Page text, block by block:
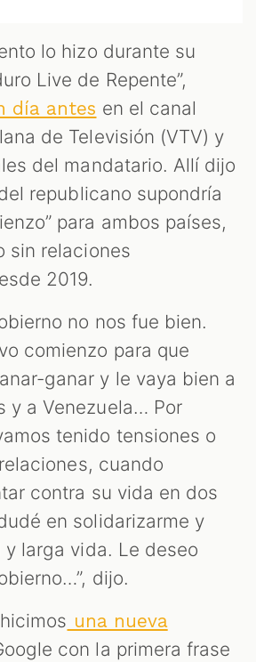
lo hizo durante su
Live de Repente”,
día antes en el canal
de Televisión (VTV) y
del mandatario. Allí dijo
republicano supondría
para ambos países,
sin relaciones
2019.
no nos fue bien.
comienzo para que
ganar y le vaya bien a
y a Venezuela… Por
tenido tensiones o
cuando
contra su vida en dos
en solidarizarme y
larga vida. Le deseo
dijo.
una nueva
con la primera frase